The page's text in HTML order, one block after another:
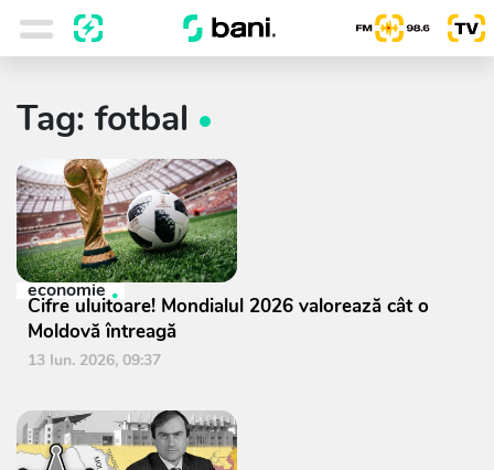
Tag: fotbal
economie
Cifre uluitoare! Mondialul 2026 valorează cât o
Moldovă întreagă
13 Iun. 2026, 09:37